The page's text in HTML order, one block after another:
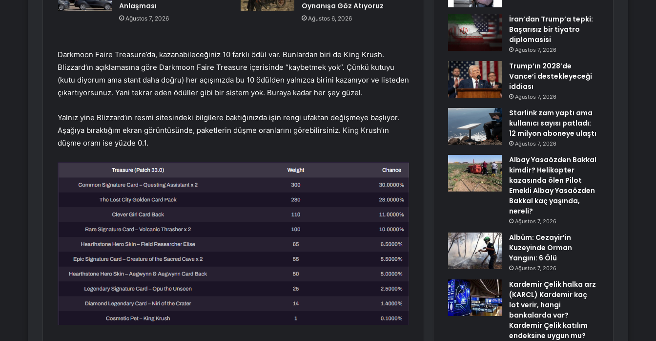
Anlaşması
Ağustos 7, 2026
Oynanışa Göz Atıyoruz
Ağustos 6, 2026
Darkmoon Faire Treasure’da, kazanabileceğiniz 10 farklı ödül var. Bunlardan biri de King Krush.
Blizzard’ın açıklamasına göre Darkmoon Faire Treasure içerisinde “kaybetmek yok”. Çünkü kutuyu
(kutu diyorum ama stant daha doğru) her açışınızda bu 10 ödülden yalnızca birini kazanıyor ve listeden
çıkartıyorsunuz. Yani tekrar eden ödüller gibi bir sistem yok. Buraya kadar her şey güzel.
Yalnız yine Blizzard’ın resmi sitesindeki bilgilere baktığınızda işin rengi ufaktan değişmeye başlıyor.
Aşağıya bıraktığım ekran görüntüsünde, paketlerin düşme oranlarını görebilirsiniz. King Krush’ın
düşme oranı ise yüzde 0.1.
İran’dan Trump’a tepki:
Başarısız bir tiyatro
diplomasisi
Ağustos 7, 2026
Trump’ın 2028’de
Vance’i destekleyeceği
iddiası
Ağustos 7, 2026
Starlink zam yaptı ama
kullanıcı sayısı patladı:
12 milyon aboneye ulaştı
Ağustos 7, 2026
Albay Yasaözden Bakkal
kimdir? Helikopter
kazasında ölen Pilot
Emekli Albay Yasaözden
Bakkal kaç yaşında,
nereli?
Ağustos 7, 2026
Albüm: Cezayir’in
Kuzeyinde Orman
Yangını: 6 Ölü
Ağustos 7, 2026
Kardemir Çelik halka arz
(KARCL) Kardemir kaç
lot verir, hangi
bankalarda var?
Kardemir Çelik katılım
endeksine uygun mu?